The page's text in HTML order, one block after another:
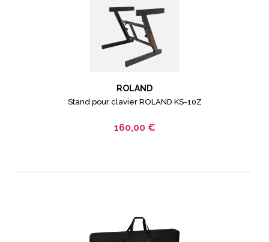
ROLAND
Stand pour clavier ROLAND KS-10Z
160,00 €